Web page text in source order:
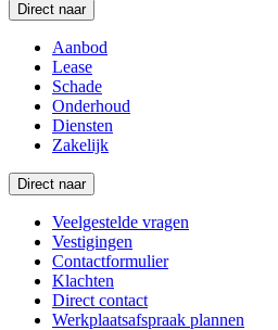
Direct naar
Aanbod
Lease
Schade
Onderhoud
Diensten
Zakelijk
Direct naar
Veelgestelde vragen
Vestigingen
Contactformulier
Klachten
Direct contact
Werkplaatsafspraak plannen